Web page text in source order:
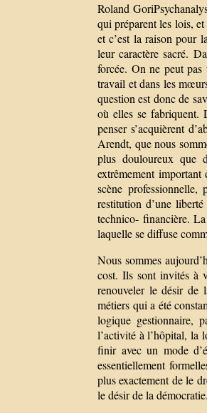
Roland
qui préparent les lois,
et c’est la raison pour
leur caractère sacré.
forcée. On ne peut
travail et dans les
question est donc de
où elles se fabriquent.
penser s’acquièrent
Arendt, que nous
plus douloureux que
extrêmement
scène
restitution d’une
technico- financière.
laquelle se diffuse
Nous sommes
cost. Ils sont invités à
renouveler le désir de
métiers qui a été
logique gestionnaire,
l’activité à l’hôpital, la
finir avec un mode
essentiellement
plus exactement de le
le désir de la